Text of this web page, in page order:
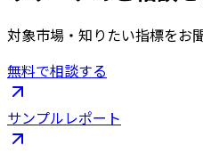
対象市場・知りたい指標をお
無料で相談する
サンプルレポート